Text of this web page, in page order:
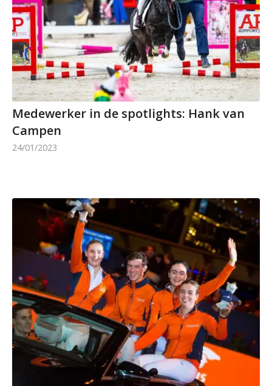
Medewerker in de spotlights: Hank van
Campen
24/01/2023